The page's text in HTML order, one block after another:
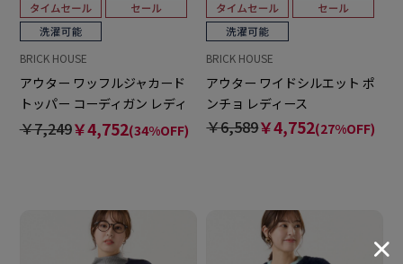
BRICK HOUSE
アウター ワッフルジャカード
トッパー コーディガン レディ
ース
￥7,249￥4,752(34%OFF)
BRICK HOUSE
アウター ワイドシルエット ポ
ンチョ レディース
￥6,589￥4,752(27%OFF)